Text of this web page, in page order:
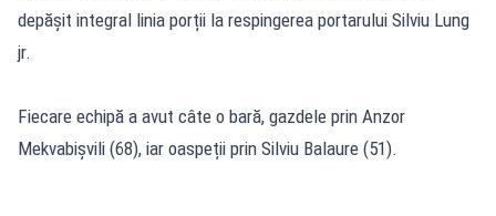
depășit integral linia porții la respingerea portarului Silviu Lung
jr.
Fiecare echipă a avut câte o bară, gazdele prin Anzor
Mekvabișvili (68), iar oaspeții prin Silviu Balaure (51).